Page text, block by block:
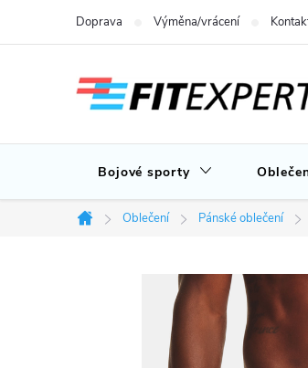
Doprava Výměna/vrácení
Bojové sporty
Domů
Oblečení Pánské oblečení